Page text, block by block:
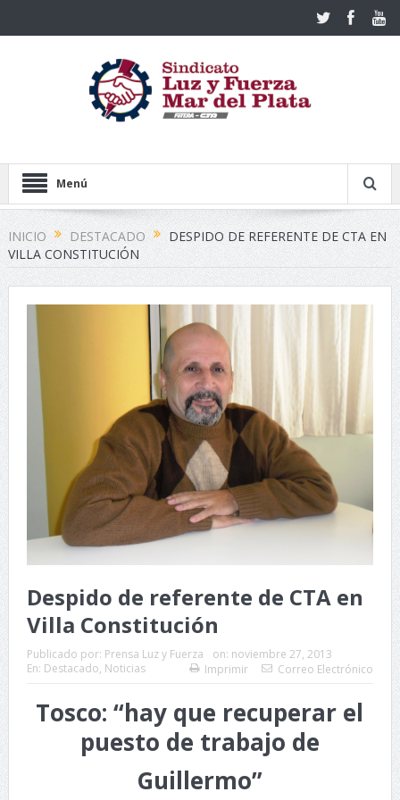
Menú
INICIO DESTACADO
DESPIDO DE REFERENTE DE CTA EN
VILLA CONSTITUCIÓN
Despido de referente de CTA en
Villa Constitución
Publicado por: Prensa Luz y Fuerza on: noviembre 27, 2013
En: Destacado, Noticias Imprimir Correo Electrónico
Tosco: “hay que recuperar el
puesto de trabajo de
Guillermo”